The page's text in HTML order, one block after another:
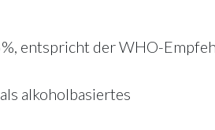
entspricht der WHO-
alkoholbasiertes